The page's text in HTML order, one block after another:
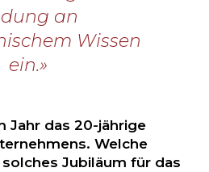
an
Wissen
ein.»
Jahr das 20-jährige
Welche
Jubiläum für das